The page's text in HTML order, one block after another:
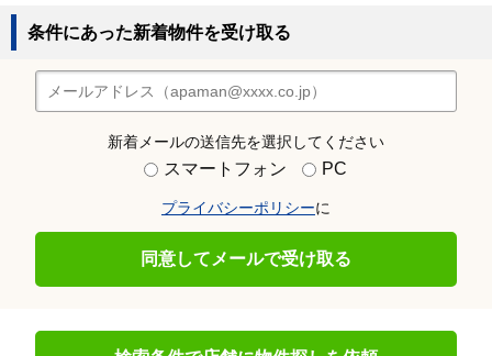
条件にあった新着物件を受け取る
新着メールの送信先を選択してください
スマートフォン PC
プライバシーポリシーに
同意してメールで受け取る